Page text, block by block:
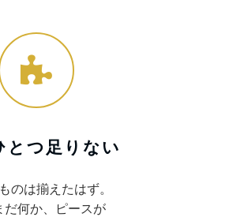
とつ足りない
のは揃えたはず。
だ何か、ピースが